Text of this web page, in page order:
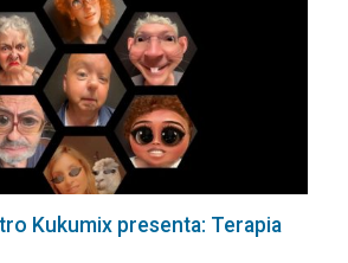
Kukumix presenta: Terapia